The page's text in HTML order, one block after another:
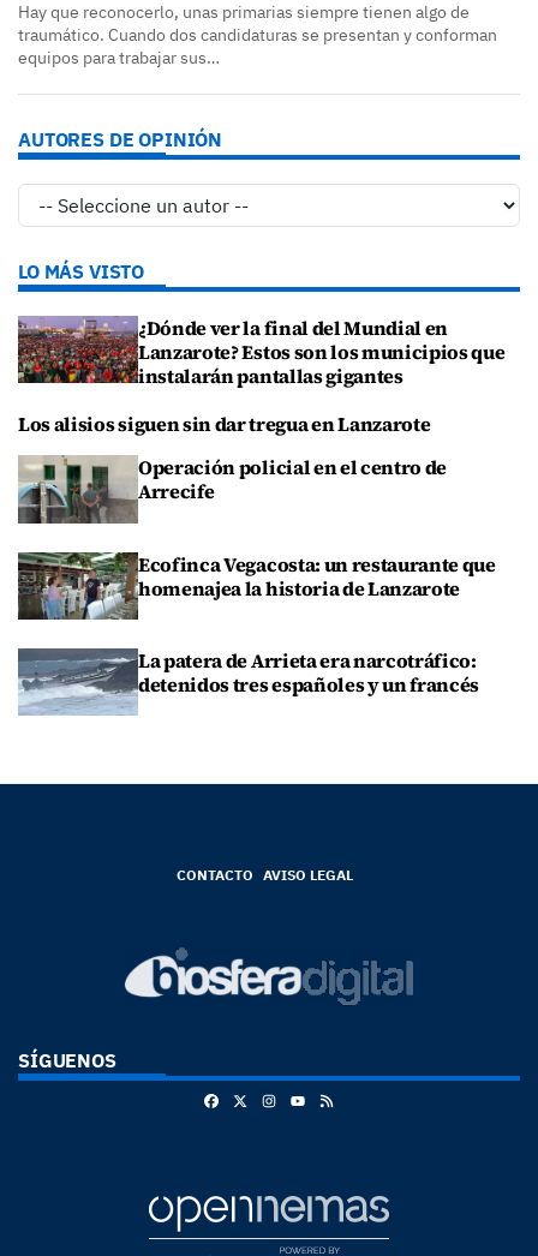
Hay que reconocerlo, unas primarias siempre tienen algo de
traumático. Cuando dos candidaturas se presentan y conforman
equipos para trabajar sus…
AUTORES DE OPINIÓN
LO MÁS VISTO
¿Dónde ver la final del Mundial en
Lanzarote? Estos son los municipios que
instalarán pantallas gigantes
Los alisios siguen sin dar tregua en Lanzarote
Operación policial en el centro de
Arrecife
Ecofinca Vegacosta: un restaurante que
homenajea la historia de Lanzarote
La patera de Arrieta era narcotráfico:
detenidos tres españoles y un francés
CONTACTO AVISO LEGAL
SÍGUENOS
FacebookInstagram